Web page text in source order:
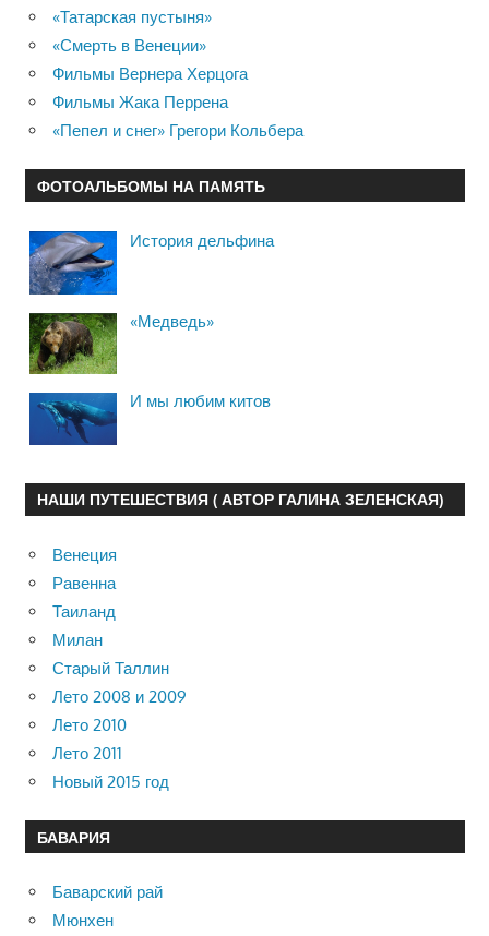
«Татарская пустыня»
«Смерть в Венеции»
Фильмы Вернера Херцога
Фильмы Жака Перрена
«Пепел и снег» Грегори Кольбера
ФОТОАЛЬБОМЫ НА ПАМЯТЬ
История дельфина
«Медведь»
И мы любим китов
НАШИ ПУТЕШЕСТВИЯ ( АВТОР ГАЛИНА ЗЕЛЕНСКАЯ)
Венеция
Равенна
Таиланд
Милан
Старый Таллин
Лето 2008 и 2009
Лето 2010
Лето 2011
Новый 2015 год
БАВАРИЯ
Баварский рай
Мюнхен